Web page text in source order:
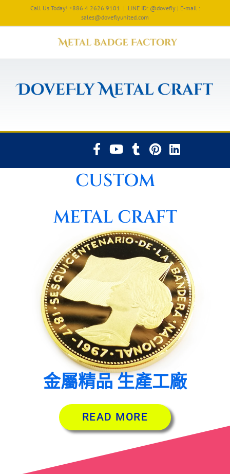
Call Us Today! +886 4 2626 9101 | LINE ID: @dovefly | E-mail :
sales@doveflyunited.com
CUSTOM
METAL CRAFT
金屬精品 生產工廠
READ MORE